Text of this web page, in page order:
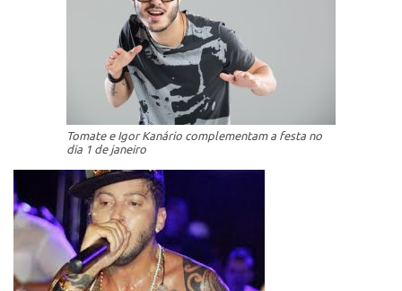
Tomate e Igor Kanário complementam a festa no
dia 1 de janeiro